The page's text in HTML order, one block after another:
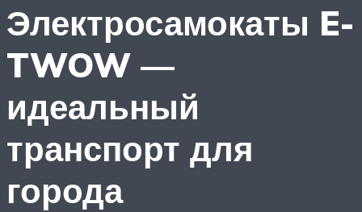
Электросамокаты E-
TWOW —
идеальный
транспорт для
города